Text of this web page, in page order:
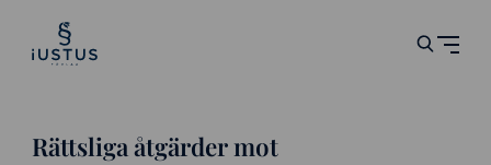
Rättsliga åtgärder mot